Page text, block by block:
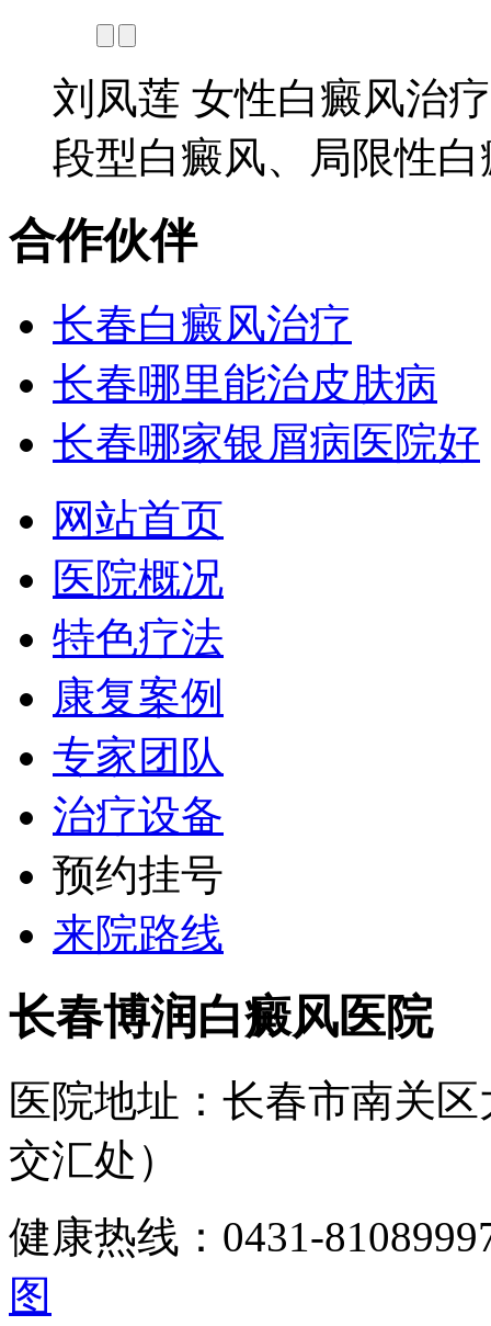
刘凤莲 女性白癜风治
段型白癜风、局限性
合作伙伴
长春白癜风治疗
长春哪里能治皮肤病
长春哪家银屑病医院好
网站首页
医院概况
特色疗法
康复案例
专家团队
治疗设备
预约挂号
来院路线
长春博润白癜风医院
医院地址：长春市南关
交汇处）
健康热线：0431-
图